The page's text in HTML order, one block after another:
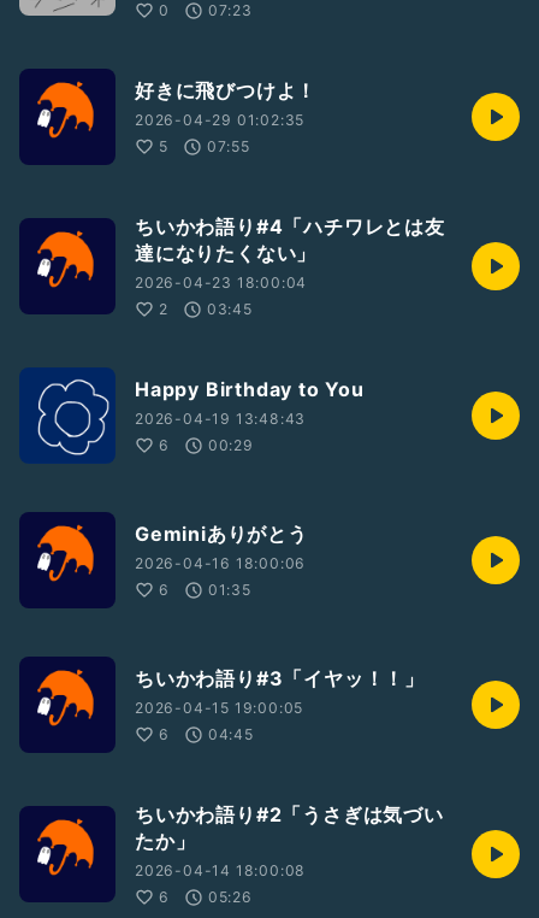
0
07:23
好きに飛びつけよ！
2026-04-29 01:02:35
5
07:55
ちいかわ語り#4「ハチワレとは友
達になりたくない」
2026-04-23 18:00:04
2
03:45
Happy Birthday to You
2026-04-19 13:48:43
6
00:29
Geminiありがとう
2026-04-16 18:00:06
6
01:35
ちいかわ語り#3「イヤッ！！」
2026-04-15 19:00:05
6
04:45
ちいかわ語り#2「うさぎは気づい
たか」
2026-04-14 18:00:08
6
05:26